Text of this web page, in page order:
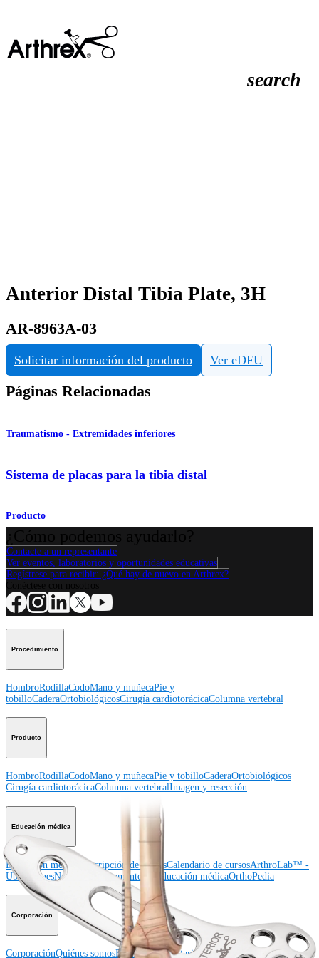
search
Anterior Distal Tibia Plate, 3H
AR-8963A-03
Solicitar información del producto Ver eDFU
Páginas Relacionadas
Traumatismo - Extremidades inferiores
Sistema de placas para la tibia distal
Producto
Contacte a un representante
Ver eventos, laboratorios y oportunidades educativas
Regístrese para recibir: ¿Qué hay de nuevo en Arthrex?
Procedimiento
HombroRodillaCodoMano y muñecaPie y
tobilloCaderaOrtobiológicosCirugía cardiotorácicaColumna vertebral
Producto
HombroRodillaCodoMano y muñecaPie y tobilloCaderaOrtobiológicos
Cirugía cardiotorácicaColumna vertebralImagen y resección
Educación médica
Educación médica Descripción de cursosCalendario de cursosArthroLab™ -
UbicacionesNuestro departamento de educación médicaOrthoPedia
Corporación
CorporaciónQuiénes somosEventos comunitariosDivulgación de la cadena